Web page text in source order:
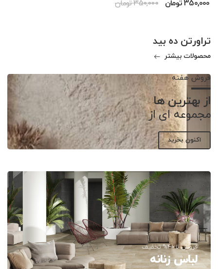
350,000 تومان 350,000 تومان
تراورتن ده بید
محصولات بیشتر
فروش هفته
از بهترین ها
مجموعه ای از
اکنون بخرید
فروش تا 40% تخفیف
لباس زنانه